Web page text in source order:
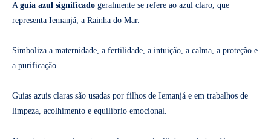
A guia azul significado geralmente se refere ao azul claro, que
representa Iemanjá, a Rainha do Mar.
Simboliza a maternidade, a fertilidade, a intuição, a calma, a proteção e
a purificação.
Guias azuis claras são usadas por filhos de Iemanjá e em trabalhos de
limpeza, acolhimento e equilíbrio emocional.